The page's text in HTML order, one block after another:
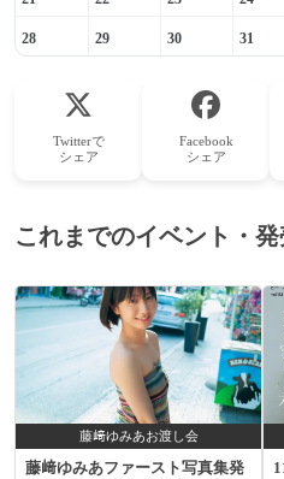
28 29 30 31
Twitterで
シェア
Facebook
シェア
これまでのイベント・
藤﨑ゆみあお渡し会
藤﨑ゆみあファースト写真集発